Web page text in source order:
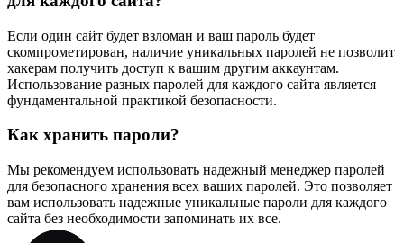
Если один сайт будет взломан и ваш пароль будет
скомпрометирован, наличие уникальных паролей не позволит
хакерам получить доступ к вашим другим аккаунтам.
Использование разных паролей для каждого сайта является
фундаментальной практикой безопасности.
Как хранить пароли?
Мы рекомендуем использовать надежный менеджер паролей
для безопасного хранения всех ваших паролей. Это позволяет
вам использовать надежные уникальные пароли для каждого
сайта без необходимости запоминать их все.